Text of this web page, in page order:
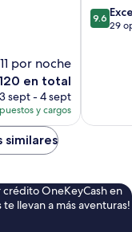
por noche
en total
3 sept - 4 sept
y cargos
9.6
de
9.6
29
similares
crédito OneKeyCash en
llevan a más aventuras!